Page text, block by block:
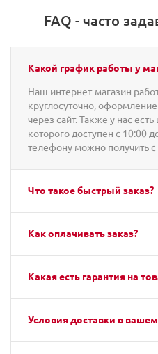
FAQ - часто
Какой график работы у
Наш интернет-магазин
круглосуточно,
через сайт. Также у нас
которого доступен с 10:00
телефону можно получить с
Что такое быстрый заказ?
Как оплачивать заказ?
Какая есть гарантия на
Условия доставки в